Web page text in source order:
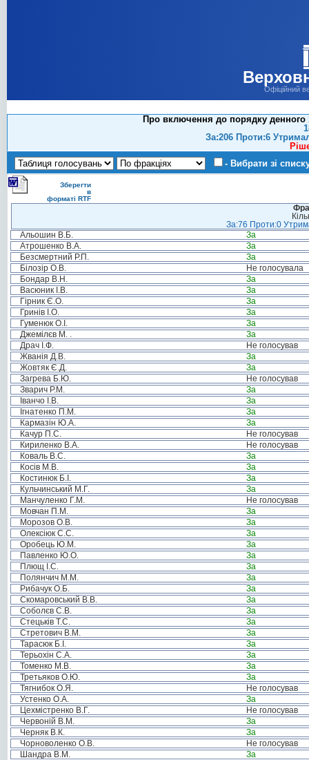
Офіційний
Про включення до порядку денного
За:206 Проти:6
- Вибрати зі
Зберегти
в
форматі RTF
За:76 Проти:0
Альошин В.Б.
За
Атрошенко В.А.
За
Безсмертний Р.П.
За
Білозір О.В.
Не голосувала
Бондар В.Н.
За
Васюник І.В.
За
Гірник Є.О.
За
Гринів І.О.
За
Гуменюк О.І.
За
Джемілєв М. .
За
Драч І.Ф.
Не голосував
Жванія Д.В.
За
Жовтяк Є.Д.
За
Загрева Б.Ю.
Не голосував
Зварич Р.М.
За
Іванчо І.В.
За
Ігнатенко П.М.
За
Кармазін Ю.А.
За
Качур П.С.
Не голосував
Кириленко В.А.
Не голосував
Коваль В.С.
За
Косів М.В.
За
Костинюк Б.І.
За
Кульчинський М.Г.
За
Манчуленко Г.М.
Не голосував
Мовчан П.М.
За
Морозов О.В.
За
Олексіюк С.С.
За
Оробець Ю.М.
За
Павленко Ю.О.
За
Плющ І.С.
За
Полянчич М.М.
За
Рибачук О.Б.
За
Скомаровський В.В.
За
Соболєв С.В.
За
Стецьків Т.С.
За
Стретович В.М.
За
Тарасюк Б.І.
За
Терьохін С.А.
За
Томенко М.В.
За
Третьяков О.Ю.
За
Тягнибок О.Я.
Не голосував
Устенко О.А.
За
Цехмістренко В.Г.
Не голосував
Червоній В.М.
За
Черняк В.К.
За
Чорноволенко О.В.
Не голосував
Шандра В.М.
За